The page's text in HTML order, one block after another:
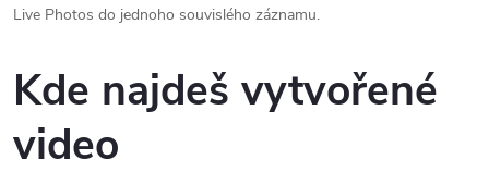
Live Photos do jednoho souvislého záznamu.
Kde najdeš vytvořené
video